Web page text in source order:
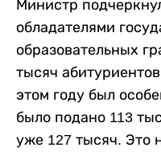
Министр
обладателями
образовательных
тысяч
этом году был
было подано 113
уже 127 тысяч. Это